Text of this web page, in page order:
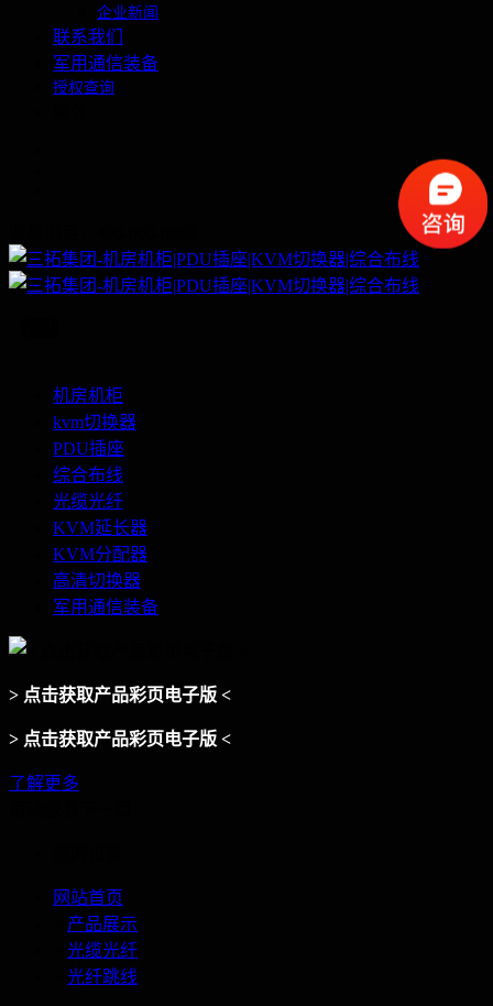
企业新闻
联系我们
军用通信装备
授权查询
机房机柜
kvm切换器
PDU插座
综合布线
光缆光纤
KVM延长器
KVM分配器
高清切换器
军用通信装备
> 点击获取产品彩页电子版 <
> 点击获取产品彩页电子版 <
了解更多
网站首页
产品展示
光缆光纤
光纤跳线